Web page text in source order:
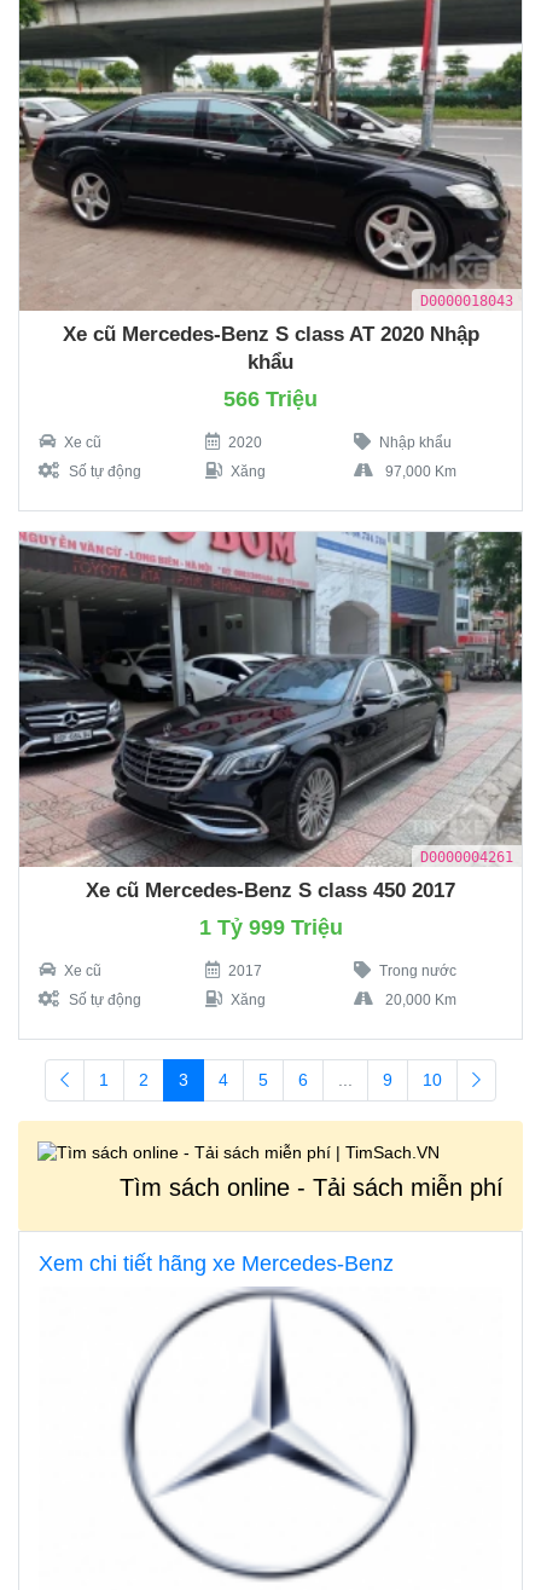
D0000018043
Xe cũ Mercedes-Benz S class AT 2020 Nhập
khẩu
566 Triệu
Xe cũ 2020
Nhập khẩu
Số tự động
Xăng 97,000 Km
D0000004261
Xe cũ Mercedes-Benz S class 450 2017
1 Tỷ 999 Triệu
Xe cũ 2017
Trong nước
Số tự động
Xăng 20,000 Km
1 2 3 4 5 6 9 10
Tìm sách online - Tải sách miễn phí
Xem chi tiết hãng xe Mercedes-Benz